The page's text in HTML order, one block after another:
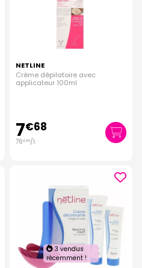
NETLINE
Crème dépilatoire avec
applicateur 100ml
7€68
76€80/l.
3 vendus
récemment !